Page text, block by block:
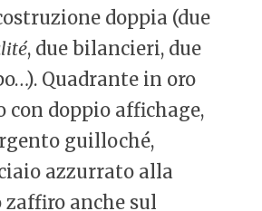
doppia (due
, due bilancieri, due
Quadrante in oro
con doppio affichage,
guilloché,
azzurrato alla
anche sul